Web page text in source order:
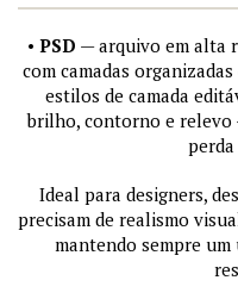
• PSD — arquivo em alta
com camadas
estilos de camada
brilho, contorno e relevo
Ideal para designers,
precisam de realismo
mantendo sempre